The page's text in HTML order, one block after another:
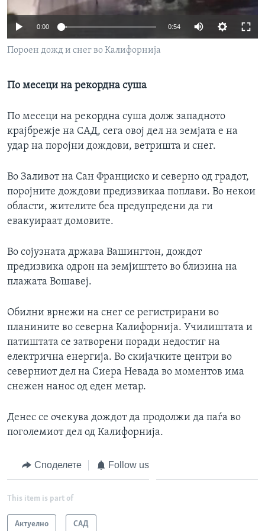
ИНТЕРВЈУА
Јазици
0:00 0:54
Пороен дожд и снег во Калифорнија
По месеци на рекордна суша
По месеци на рекордна суша долж западното
крајбрежје на САД, сега овој дел на земјата е на
удар на поројни дождови, ветришта и снег.
Во Заливот на Сан Франциско и северно од градот,
поројните дождови предизвикаа поплави. Во некои
области, жителите беа предупредени да ги
евакуираат домовите.
Во сојузната држава Вашингтон, дождот
предизвика одрон на земјиштето во близина на
плажата Вошавеј.
Обилни врнежи на снег се регистрирани во
планините во северна Калифорнија. Училиштата и
патиштата се затворени поради недостиг на
електрична енергија. Во скијачките центри во
северниот дел на Сиера Невада во моментов има
снежен нанос од еден метар.
Денес се очекува дождот да продолжи да паѓа во
поголемиот дел од Калифорнија.
Споделете Follow us
This item is part of
Актуелно САД